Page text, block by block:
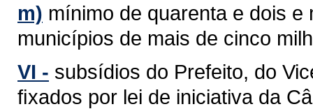
m) mínimo de quarenta e dois
municípios de mais de cinco
VI - subsídios do Prefeito, do
ﬁxados por lei de iniciativa da